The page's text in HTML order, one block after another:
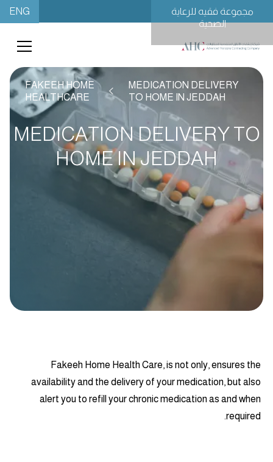
مجموعة فقيه للرعاية
الصحية
ENG
MEDICATION DELIVERY TO
HOME IN JEDDAH
FAKEEH HOME
HEALTHCARE
MEDICATION DELIVERY
TO HOME IN JEDDAH
Fakeeh Home Health Care, is not only, ensures the
availability and the delivery of your medication, but also
alert you to refill your chronic medication as and when
required.